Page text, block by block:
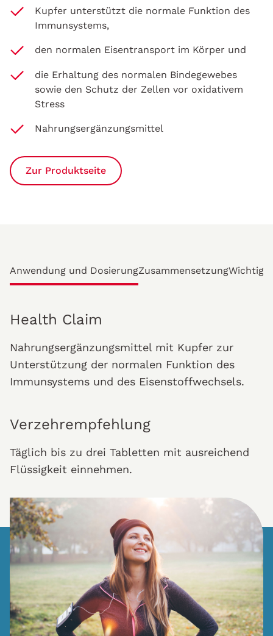
Kupfer unterstützt die normale Funktion des
Immunsystems,
den normalen Eisentransport im Körper und
die Erhaltung des normalen Bindegewebes
sowie den Schutz der Zellen vor oxidativem
Stress
Nahrungsergänzungsmittel
Zur Produktseite
Anwendung und DosierungZusammensetzungWichtige
Health Claim
Nahrungsergänzungsmittel mit Kupfer zur
Unterstützung der normalen Funktion des
Immunsystems und des Eisenstoffwechsels.
Verzehrempfehlung
Täglich bis zu drei Tabletten mit ausreichend
Flüssigkeit einnehmen.